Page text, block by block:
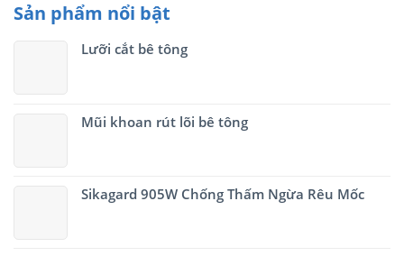
Sản phẩm nổi bật
Lưỡi cắt bê tông
Mũi khoan rút lõi bê tông
Sikagard 905W Chống Thấm Ngừa Rêu Mốc